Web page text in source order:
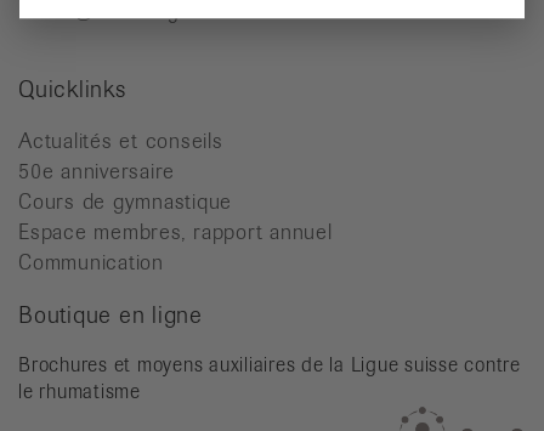
Quicklinks
Actualités et conseils
50e anniversaire
Cours de gymnastique
Espace membres, rapport annuel
Communication
Boutique en ligne
Brochures et moyens auxiliaires de la Ligue suisse contre
le rhumatisme